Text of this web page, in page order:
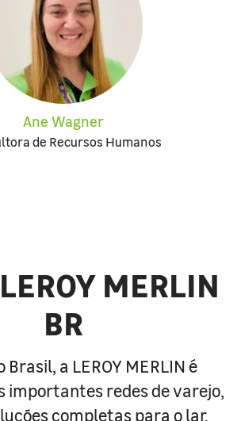
Ane Wagner
de Recursos Humanos
MERLIN
BR
Brasil, a LEROY MERLIN é
importantes redes de varejo,
completas para o lar.